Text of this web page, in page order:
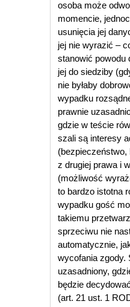
osoba może
momencie,
usunięcia jej
jej nie wyrazić –
stanowić powodu
jej do siedziby
nie byłaby
wypadku
prawnie
gdzie w teście
szali są interesy
(bezpieczeństwo,
z drugiej prawa i
(możliwość
to bardzo istotna
wypadku gość
takiemu
sprzeciwu nie
automatycznie,
wycofania zgody.
uzasadniony,
będzie
(art. 21 ust. 1